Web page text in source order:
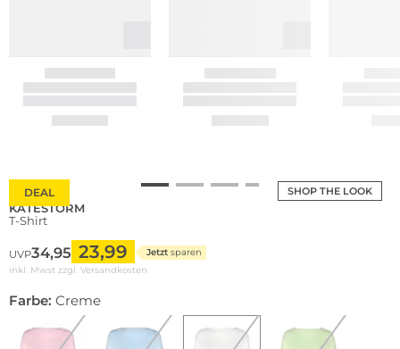
SHOP THE LOOK
DEAL
KATESTORM
T-Shirt
UVP34,95 23,99 Jetzt sparen
inkl. Mwst zzgl. Versandkosten
Farbe: Creme